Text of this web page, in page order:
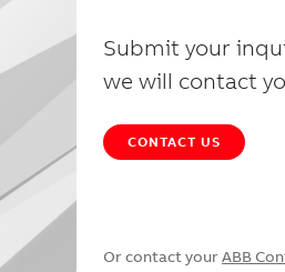
Submit your
we will contact
CONTACT US
Or contact your ABB